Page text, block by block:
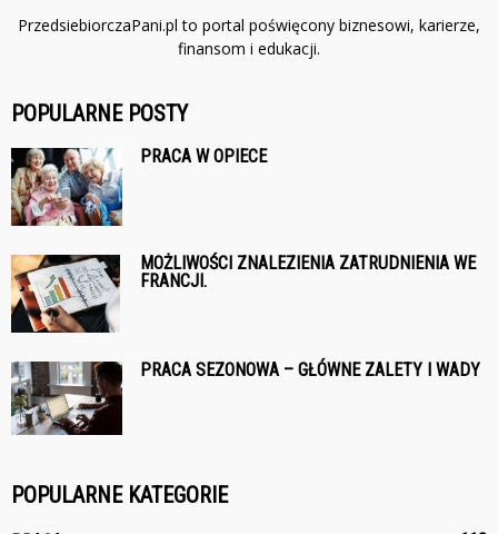
PrzedsiebiorczaPani.pl to portal poświęcony biznesowi, karierze,
finansom i edukacji.
POPULARNE POSTY
PRACA W OPIECE
MOŻLIWOŚCI ZNALEZIENIA ZATRUDNIENIA WE
FRANCJI.
PRACA SEZONOWA – GŁÓWNE ZALETY I WADY
POPULARNE KATEGORIE